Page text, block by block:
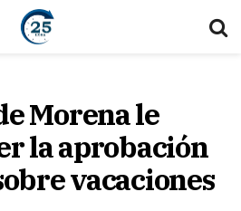
Morena le
la aprobación
vacaciones